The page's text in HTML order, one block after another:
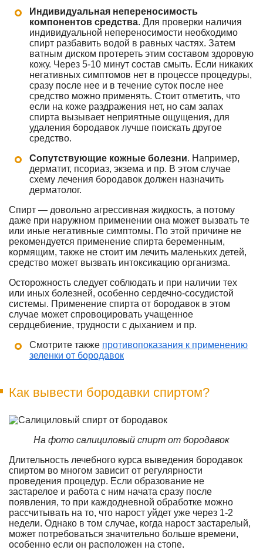
Индивидуальная непереносимость
компонентов средства. Для проверки наличия
индивидуальной непереносимости необходимо
спирт разбавить водой в равных частях. Затем
ватным диском протереть этим составом здоровую
кожу. Через 5-10 минут состав смыть. Если никаких
негативных симптомов нет в процессе процедуры,
сразу после нее и в течение суток после нее
средство можно применять. Стоит отметить, что
если на коже раздражения нет, но сам запах
спирта вызывает неприятные ощущения, для
удаления бородавок лучше поискать другое
средство.
Сопутствующие кожные болезни. Например,
дерматит, псориаз, экзема и пр. В этом случае
схему лечения бородавок должен назначить
дерматолог.
Спирт — довольно агрессивная жидкость, а потому
даже при наружном применении она может вызвать те
или иные негативные симптомы. По этой причине не
рекомендуется применение спирта беременным,
кормящим, также не стоит им лечить маленьких детей,
средство может вызвать интоксикацию организма.
Осторожность следует соблюдать и при наличии тех
или иных болезней, особенно сердечно-сосудистой
системы. Применение спирта от бородавок в этом
случае может спровоцировать учащенное
сердцебиение, трудности с дыханием и пр.
Смотрите также противопоказания к применению
зеленки от бородавок
Как вывести бородавки спиртом?
На фото салициловый спирт от бородавок
Длительность лечебного курса выведения бородавок
спиртом во многом зависит от регулярности
проведения процедур. Если образование не
застарелое и работа с ним начата сразу после
появления, то при каждодневной обработке можно
рассчитывать на то, что нарост уйдет уже через 1-2
недели. Однако в том случае, когда нарост застарелый,
может потребоваться значительно больше времени,
особенно если он расположен на стопе.